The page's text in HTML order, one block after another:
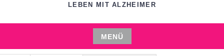
LEBEN MIT ALZHEIMER
MENÜ
Zum